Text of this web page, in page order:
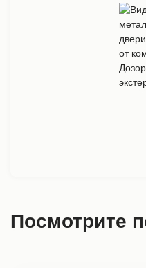
Посмотрите